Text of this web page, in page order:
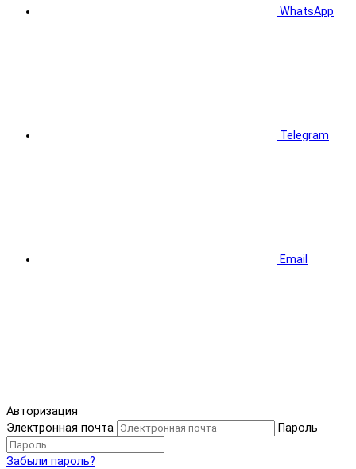
WhatsApp
Telegram
Email
Авторизация
Электронная почта
Пароль
Забыли пароль?